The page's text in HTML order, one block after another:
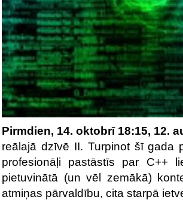
Pirmdien, 14. oktobrī 18:15, 12.
reālajā dzīvē II. Turpinot šī gada
profesionāļi pastāstīs par C++
pietuvinātā (un vēl zemākā)
atmiņas pārvaldību, cita starpā